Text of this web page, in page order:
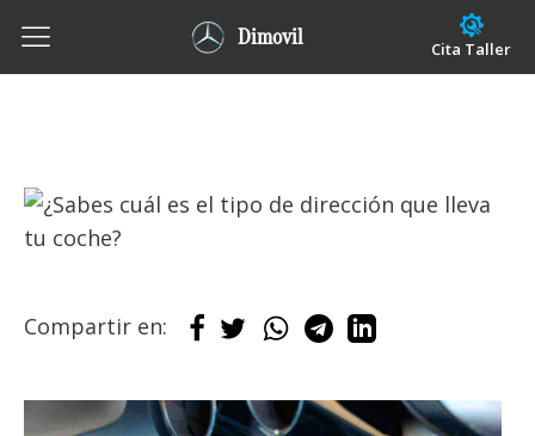
Dimovil Cita Taller
Compartir en: